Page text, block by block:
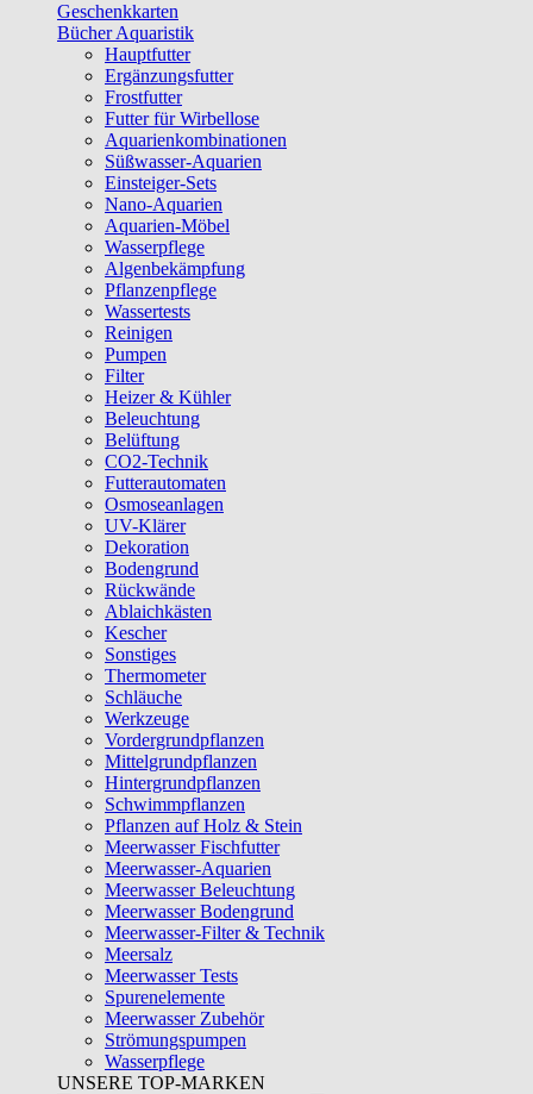
Geschenkkarten
Bücher Aquaristik
Hauptfutter
Ergänzungsfutter
Frostfutter
Futter für Wirbellose
Aquarienkombinationen
Süßwasser-Aquarien
Einsteiger-Sets
Nano-Aquarien
Aquarien-Möbel
Wasserpflege
Algenbekämpfung
Pflanzenpflege
Wassertests
Reinigen
Pumpen
Filter
Heizer & Kühler
Beleuchtung
Belüftung
CO2-Technik
Futterautomaten
Osmoseanlagen
UV-Klärer
Dekoration
Bodengrund
Rückwände
Ablaichkästen
Kescher
Sonstiges
Thermometer
Schläuche
Werkzeuge
Vordergrundpflanzen
Mittelgrundpflanzen
Hintergrundpflanzen
Schwimmpflanzen
Pflanzen auf Holz & Stein
Meerwasser Fischfutter
Meerwasser-Aquarien
Meerwasser Beleuchtung
Meerwasser Bodengrund
Meerwasser-Filter & Technik
Meersalz
Meerwasser Tests
Spurenelemente
Meerwasser Zubehör
Strömungspumpen
Wasserpflege
UNSERE TOP-MARKEN